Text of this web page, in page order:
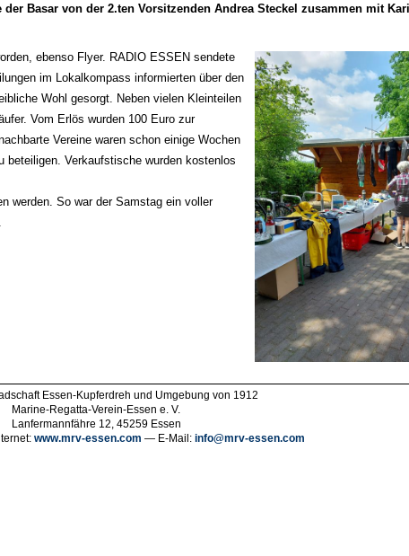
Basar von der 2.ten Vorsitzenden Andrea Steckel zusammen mit
ebenso Flyer. RADIO ESSEN sendete
im Lokalkompass informierten über den
Wohl gesorgt. Neben vielen Kleinteilen
Vom Erlös wurden 100 Euro zur
Vereine waren schon einige Wochen
beteiligen. Verkaufstische wurden kostenlos
werden. So war der Samstag ein voller
Essen-Kupferdreh und Umgebung von 1912
Marine-Regatta-Verein-Essen e. V.
Lanfermannfähre 12, 45259 Essen
www.mrv-essen.com — E-Mail: info@mrv-essen.com